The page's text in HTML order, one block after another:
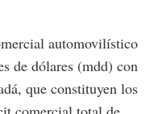
automovilístico
de dólares (mdd) con
que constituyen los